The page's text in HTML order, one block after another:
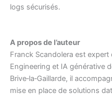
logs sécurisés.
A propos de l’auteur
Franck Scandolera est expert
Engineering et IA générative
Brive‑la‑Gaillarde, il
mise en place de solutions